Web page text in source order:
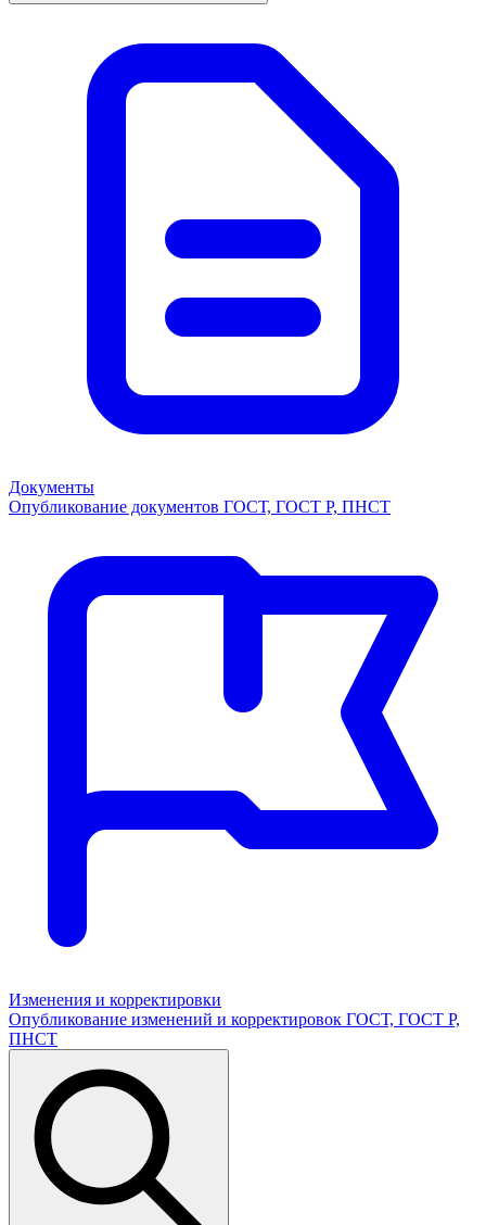
Документы
Опубликование документов ГОСТ, ГОСТ Р, ПНСТ
Изменения и корректировки
Опубликование изменений и корректировок ГОСТ, ГОСТ Р,
ПНСТ